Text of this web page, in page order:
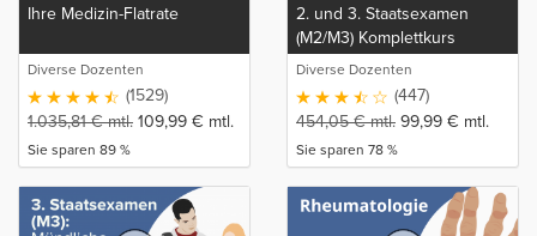
Ihre Medizin-Flatrate
Diverse Dozenten
(1529)
1.035,81€mtl. 109,99 € mtl.
Sie sparen 89 %
2. und 3. Staatsexamen
(M2/M3) Komplettkurs
Diverse Dozenten
(447)
454,05€mtl. 99,99 € mtl.
Sie sparen 78 %